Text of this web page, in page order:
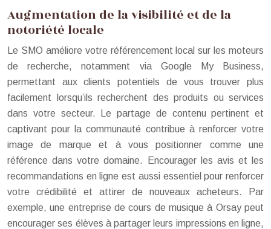
Augmentation de la visibilité et de la
notoriété locale
Le SMO améliore votre référencement local sur les moteurs
de recherche, notamment via Google My Business,
permettant aux clients potentiels de vous trouver plus
facilement lorsqu’ils recherchent des produits ou services
dans votre secteur. Le partage de contenu pertinent et
captivant pour la communauté contribue à renforcer votre
image de marque et à vous positionner comme une
référence dans votre domaine. Encourager les avis et les
recommandations en ligne est aussi essentiel pour renforcer
votre crédibilité et attirer de nouveaux acheteurs. Par
exemple, une entreprise de cours de musique à Orsay peut
encourager ses élèves à partager leurs impressions en ligne,